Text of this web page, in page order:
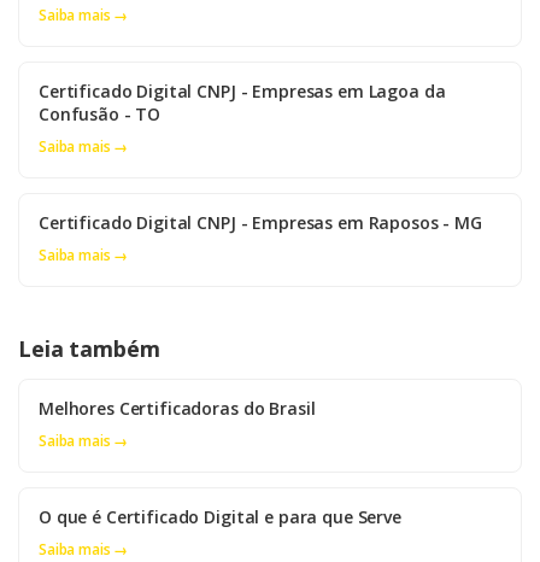
Saiba mais →
Certificado Digital CNPJ - Empresas em Lagoa da
Confusão - TO
Saiba mais →
Certificado Digital CNPJ - Empresas em Raposos - MG
Saiba mais →
Leia também
Melhores Certificadoras do Brasil
Saiba mais →
O que é Certificado Digital e para que Serve
Saiba mais →